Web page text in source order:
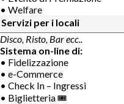
• Welfare
Servizi per i locali
Disco, Risto, Bar ecc..
Sistema on-line di:
• Fidelizzazione
• e-Commerce
• Check In – Ingressi
• Biglietteria 🎟